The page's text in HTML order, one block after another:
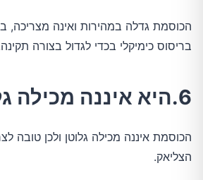
הכוסמת גדלה במהירות ואינה מצריכה,
בריסוס כימיקלי בכדי לגדול בצורה
6.היא איננה מכילה גלוטן
הכוסמת איננה מכילה גלוטן ולכן טובה
הצליאק.